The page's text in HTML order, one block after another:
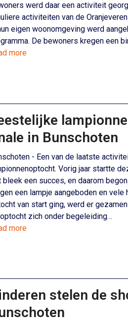
werd daar een activiteit
activiteiten van de
eigen woonomgeving werd
De bewoners kregen een
more
in Bunschoten
- Een van de laatste
Vorig jaar startte
bleek een succes, en daarom
een lampje aangeboden en
van start ging, werd er
zich onder begeleiding…
more
stelen de